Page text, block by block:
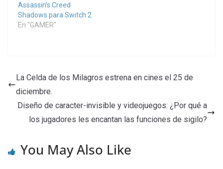
Assassin’s Creed
Shadows para Switch 2
En "GAMER"
La Celda de los Milagros estrena en cines el 25 de
diciembre.
Diseño de caracter-invisible y videojuegos: ¿Por qué a
los jugadores les encantan las funciones de sigilo?
You May Also Like